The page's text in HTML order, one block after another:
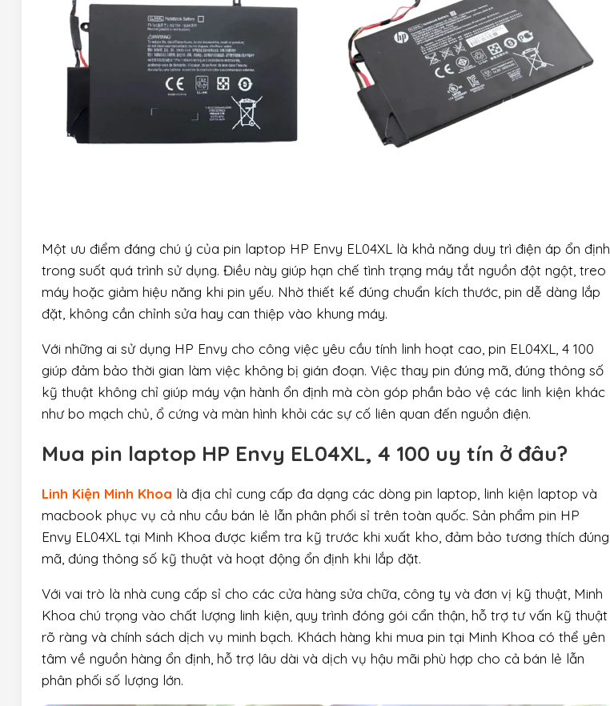
Một ưu điểm đáng chú ý của pin laptop HP Envy EL04XL là khả năng duy trì điện áp ổn định
trong suốt quá trình sử dụng. Điều này giúp hạn chế tình trạng máy tắt nguồn đột ngột, treo
máy hoặc giảm hiệu năng khi pin yếu. Nhờ thiết kế đúng chuẩn kích thước, pin dễ dàng lắp
đặt, không cần chỉnh sửa hay can thiệp vào khung máy.
Với những ai sử dụng HP Envy cho công việc yêu cầu tính linh hoạt cao, pin EL04XL, 4 100
giúp đảm bảo thời gian làm việc không bị gián đoạn. Việc thay pin đúng mã, đúng thông số
kỹ thuật không chỉ giúp máy vận hành ổn định mà còn góp phần bảo vệ các linh kiện khác
như bo mạch chủ, ổ cứng và màn hình khỏi các sự cố liên quan đến nguồn điện.
Mua pin laptop HP Envy EL04XL, 4 100 uy tín ở đâu?
Linh Kiện Minh Khoa là địa chỉ cung cấp đa dạng các dòng pin laptop, linh kiện laptop và
macbook phục vụ cả nhu cầu bán lẻ lẫn phân phối sỉ trên toàn quốc. Sản phẩm pin HP
Envy EL04XL tại Minh Khoa được kiểm tra kỹ trước khi xuất kho, đảm bảo tương thích đúng
mã, đúng thông số kỹ thuật và hoạt động ổn định khi lắp đặt.
Với vai trò là nhà cung cấp sỉ cho các cửa hàng sửa chữa, công ty và đơn vị kỹ thuật, Minh
Khoa chú trọng vào chất lượng linh kiện, quy trình đóng gói cẩn thận, hỗ trợ tư vấn kỹ thuật
rõ ràng và chính sách dịch vụ minh bạch. Khách hàng khi mua pin tại Minh Khoa có thể yên
tâm về nguồn hàng ổn định, hỗ trợ lâu dài và dịch vụ hậu mãi phù hợp cho cả bán lẻ lẫn
phân phối số lượng lớn.